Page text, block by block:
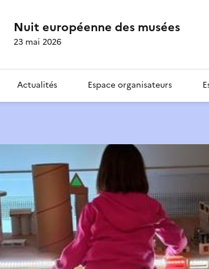
Nuit européenne des musées
23 mai 2026
Actualités Espace organisateurs